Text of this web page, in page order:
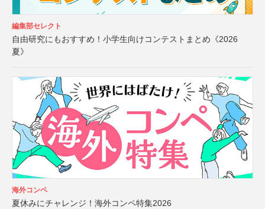
編集部セレクト
自由研究にもおすすめ！小学生向けコンテストまとめ《2026
夏》
海外コンペ
夏休みにチャレンジ！海外コンペ特集2026